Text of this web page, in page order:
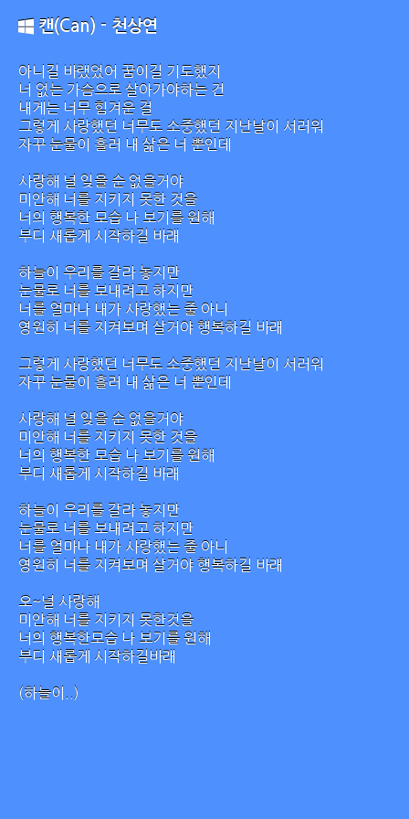
캔(Can) - 천상연
아니길 바랬었어 꿈이길 기도했지
너 없는 가슴으로 살아가야하는 건
내게는 너무 힘겨운 걸
그렇게 사랑했던 너무도 소중했던 지난날이 서러워
자꾸 눈물이 흘러 내 삶은 너 뿐인데
사랑해 널 잊을 순 없을거야
미안해 너를 지키지 못한 것을
너의 행복한 모습 나 보기를 원해
부디 새롭게 시작하길 바래
하늘이 우리를 갈라 놓지만
눈물로 너를 보내려고 하지만
너를 얼마나 내가 사랑했는 줄 아니
영원히 너를 지켜보며 살거야 행복하길 바래
그렇게 사랑했던 너무도 소중했던 지난날이 서러워
자꾸 눈물이 흘러 내 삶은 너 뿐인데
사랑해 널 잊을 순 없을거야
미안해 너를 지키지 못한 것을
너의 행복한 모습 나 보기를 원해
부디 새롭게 시작하길 바래
하늘이 우리를 갈라 놓지만
눈물로 너를 보내려고 하지만
너를 얼마나 내가 사랑했는 줄 아니
영원히 너를 지켜보며 살거야 행복하길 바래
오~널 사랑해
미안해 너를 지키지 못한것을
너의 행복한모습 나 보기를 원해
부디 새롭게 시작하길바래
(하늘이..)